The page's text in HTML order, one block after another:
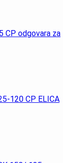
CP odgovara za
120 CP ELICA